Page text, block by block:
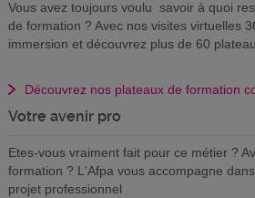
Vous avez toujours voulu savoir à quoi
de formation ? Avec nos visites virtuelles
immersion et découvrez plus de 60
Découvrez nos plateaux de formation
Votre avenir pro
Etes-vous vraiment fait pour ce métier ?
formation ? L'Afpa vous accompagne
projet professionnel